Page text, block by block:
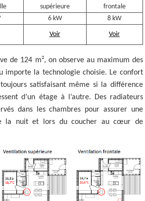
supérieure
frontale
6 kW
8 kW
Voir Voir
de 124 m², on observe au maximum des
importe la technologie choisie. Le confort
satisfaisant même si la différence
d’un étage à l’autre. Des radiateurs
dans les chambres pour assurer une
la nuit et lors du coucher au cœur de